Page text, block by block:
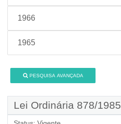
1966
1965
PESQUISA AVANÇADA
Lei Ordinária 878/1985